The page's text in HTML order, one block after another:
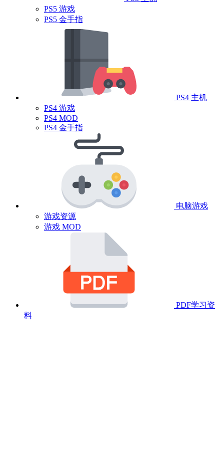
PS5 游戏
PS5 金手指
PS4 主机
PS4 游戏
PS4 MOD
PS4 金手指
电脑游戏
游戏资源
游戏 MOD
PDF学习资
料